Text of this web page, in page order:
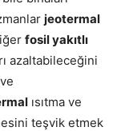
jeotermal
fosil yakıtlı
azaltabileceğini
ısıtma ve
teşvik etmek